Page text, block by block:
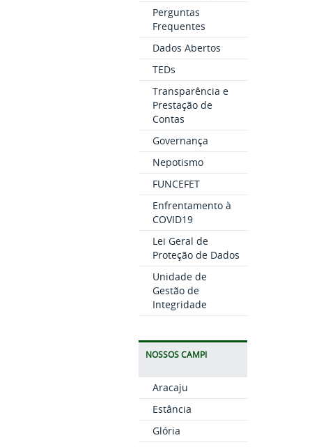
Perguntas
Frequentes
Dados Abertos
TEDs
Transparência e
Prestação de
Contas
Governança
Nepotismo
FUNCEFET
Enfrentamento à
COVID19
Lei Geral de
Proteção de Dados
Unidade de
Gestão de
Integridade
NOSSOS CAMPI
Aracaju
Estância
Glória